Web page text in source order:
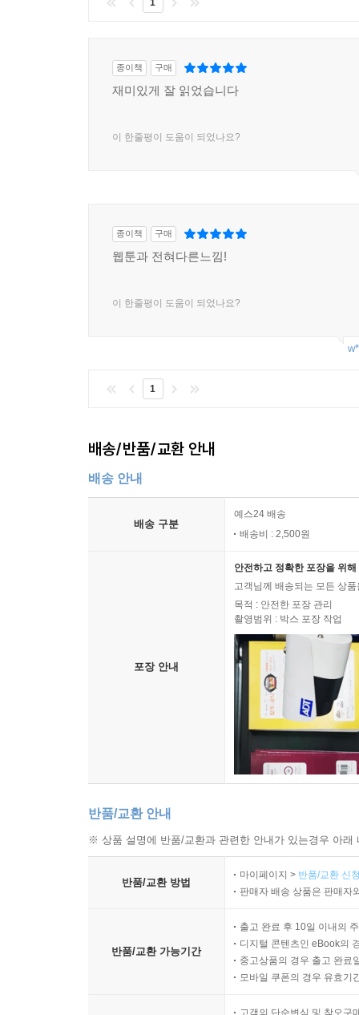
1
종이책 구매
재미있게 잘 읽었습니다
이 한줄평이 도움이 되었나요?
종이책 구매
웹툰과 전혀다른느낌!
이 한줄평이 도움이 되었나요?
1
배송/반품/교환 안내
배송 안내
배송 구분
예스24 배송
배송비 : 2,500원
포장 안내
안전하고 정확한 포장을 위
고객님께 배송되는 모든 상
목적 : 안전한 포장 관리
촬영범위 : 박스 포장 작업
반품/교환 안내
※ 상품 설명에 반품/교환과 관련한 안내가 있는경우 아
반품/교환 방법
마이페이지 > 반품/교환 신
판매자 배송 상품은 판매자
반품/교환 가능기간
출고 완료 후 10일 이내의
디지털 콘텐츠인 eBook의
중고상품의 경우 출고 완료
모바일 쿠폰의 경우 유효기